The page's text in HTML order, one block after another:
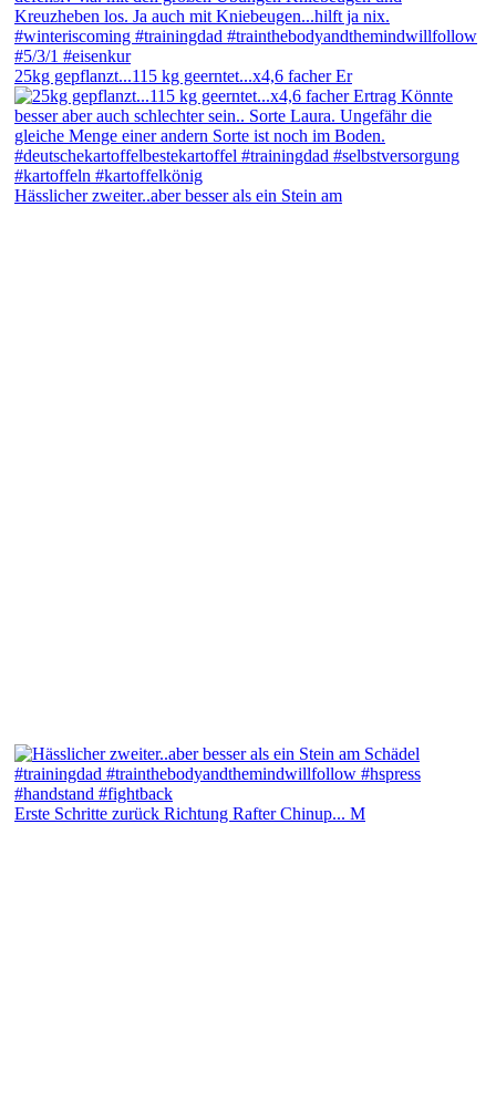
25kg gepflanzt...115 kg geerntet...x4,6 facher Er
Hässlicher zweiter..aber besser als ein Stein am
Erste Schritte zurück Richtung Rafter Chinup... M